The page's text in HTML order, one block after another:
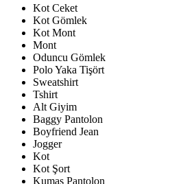
Kot Ceket
Kot Gömlek
Kot Mont
Mont
Oduncu Gömlek
Polo Yaka Tişört
Sweatshirt
Tshirt
Alt Giyim
Baggy Pantolon
Boyfriend Jean
Jogger
Kot
Kot Şort
Kumaş Pantolon